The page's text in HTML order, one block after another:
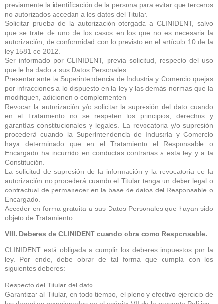
previamente la identificación de la persona para evitar que terceros
no autorizados accedan a los datos del Titular.
Solicitar prueba de la autorización otorgada a CLINIDENT, salvo
que se trate de uno de los casos en los que no es necesaria la
autorización, de conformidad con lo previsto en el artículo 10 de la
ley 1581 de 2012.
Ser informado por CLINIDENT, previa solicitud, respecto del uso
que le ha dado a sus Datos Personales.
Presentar ante la Superintendencia de Industria y Comercio quejas
por infracciones a lo dispuesto en la ley y las demás normas que la
modifiquen, adicionen o complementen.
Revocar la autorización y/o solicitar la supresión del dato cuando
en el Tratamiento no se respeten los principios, derechos y
garantías constitucionales y legales. La revocatoria y/o supresión
procederá cuando la Superintendencia de Industria y Comercio
haya determinado que en el Tratamiento el Responsable o
Encargado ha incurrido en conductas contrarias a esta ley y a la
Constitución.
La solicitud de supresión de la información y la revocatoria de la
autorización no procederá cuando el Titular tenga un deber legal o
contractual de permanecer en la base de datos del Responsable o
Encargado.
Acceder en forma gratuita a sus Datos Personales que hayan sido
objeto de Tratamiento.
VIII. Deberes de CLINIDENT cuando obra como Responsable.
CLINIDENT está obligada a cumplir los deberes impuestos por la
ley. Por ende, debe obrar de tal forma que cumpla con los
siguientes deberes:
Respecto del Titular del dato.
Garantizar al Titular, en todo tiempo, el pleno y efectivo ejercicio de